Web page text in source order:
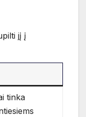
jį į
tinka